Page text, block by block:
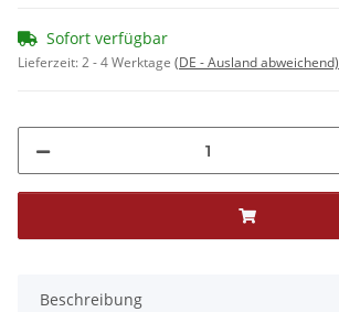
Sofort verfügbar
Lieferzeit:2 - 4 Werktage (DE - Ausland abweichend)
Beschreibung